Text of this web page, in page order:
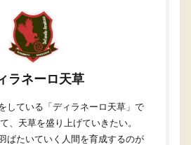
ラネーロ天草
している「ディラネーロ天草」で
、天草を盛り上げていきたい。
ばたいていく人間を育成するのが